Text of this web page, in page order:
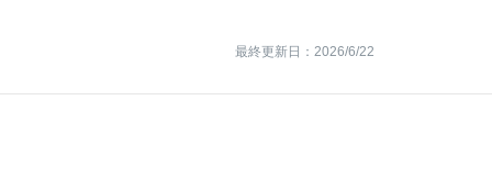
最終更新日：2026/6/22